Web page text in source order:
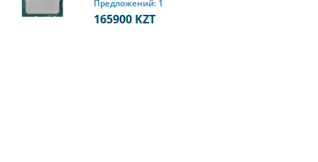
Предложений: 1
165900 KZT